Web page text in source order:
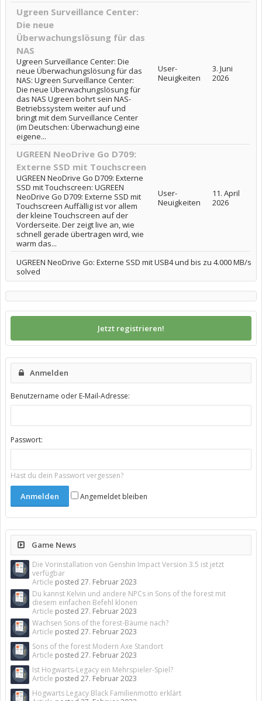
Ugreen Surveillance Center:
Die neue
Überwachungslösung für das
NAS
Ugreen Surveillance Center: Die
neue Überwachungslösung für das
NAS: Ugreen Surveillance Center:
Die neue Überwachungslösung für
das NAS Ugreen bohrt sein NAS-
Betriebssystem weiter auf und
bringt mit dem Surveillance Center
(im Deutschen: Überwachung) eine
eigene...
User-
Neuigkeiten
3. Juni
2026
UGREEN NeoDrive Go D709:
Externe SSD mit Touchscreen
UGREEN NeoDrive Go D709: Externe
SSD mit Touchscreen: UGREEN
NeoDrive Go D709: Externe SSD mit
Touchscreen Auffällig ist vor allem
der kleine Touchscreen auf der
Vorderseite. Der zeigt live an, wie
schnell gerade übertragen wird, wie
warm das...
User-
Neuigkeiten
11. April
2026
UGREEN NeoDrive Go: Externe SSD mit USB4 und bis zu 4.000 MB/s
solved
Jetzt registrieren!
Anmelden
Benutzername oder E-Mail-Adresse:
Passwort:
Hast du dein Passwort vergessen?
Angemeldet bleiben
Game News
Die Vorinstallation von Genshin Impact Version 3.5 ist jetzt
verfügbar
Article posted 27. Februar 2023
Du kannst Kelvin und andere NPCs in Sons of the forest mit
diesem einfachen Befehl klonen
Article posted 27. Februar 2023
Wachsen Sons of the forest-Bäume nach?
Article posted 27. Februar 2023
Sons of the forest Modern Axe Standort
Article posted 27. Februar 2023
Ist Hogwarts-Legacy ein Mehrspieler-Spiel?
Article posted 27. Februar 2023
Hogwarts Legacy Black Familienmotto erklärt